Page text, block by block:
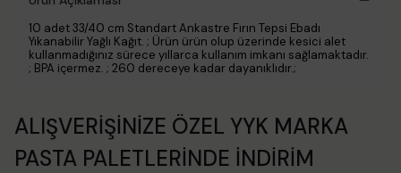
10 adet 33/40 cm Standart Ankastre Fırın Tepsi Ebadı
Yıkanabilir Yağlı Kağıt. ; Ürün ürün olup üzerinde kesici alet
kullanmadığınız sürece yıllarca kullanım imkanı sağlamaktadır.
; BPA içermez. ; 260 dereceye kadar dayanıklıdır.;
ALIŞVERİŞİNİZE ÖZEL YYK MARKA
PASTA PALETLERİNDE İNDİRİM